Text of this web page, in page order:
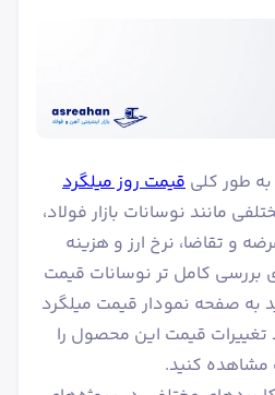
قیمت روز میلگرد
مانند نوسانات بازار فولاد،
و تقاضا، نرخ ارز و هزینه
بررسی کامل تر نوسانات قیمت
به صفحه نمودار قیمت میلگرد
تغییرات قیمت این محصول را
مشاهده کنید.